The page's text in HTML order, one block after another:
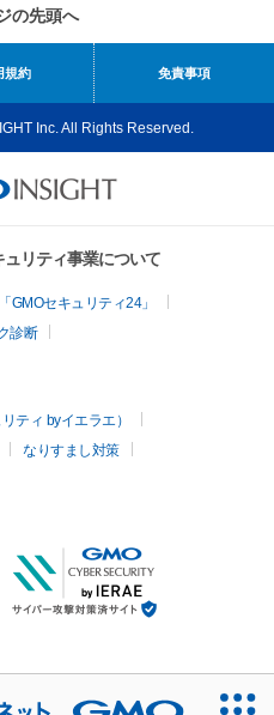
の先頭へ
規約 免責事項
Inc. All Rights Reserved.
リティ事業について
GMOセキュリティ24」
診断
ティ byイエラエ）
なりすまし対策